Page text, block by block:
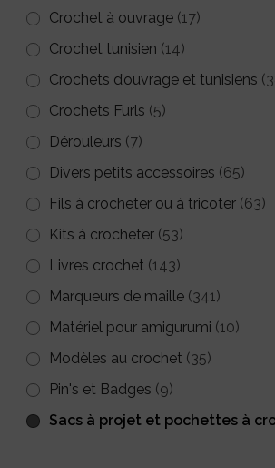
Crochet à ouvrage (17)
Crochet tunisien (14)
Crochets d’ouvrage et tunisiens
Crochets Furls (5)
Dérouleurs (7)
Divers petits accessoires (65)
Fils à crocheter ou à tricoter (63)
Kits à crocheter (53)
Livres crochet (143)
Marqueurs de maille (341)
Matériel pour amigurumi (10)
Modèles au crochet (35)
Pin's et Badges (9)
Sacs à projet et pochettes à